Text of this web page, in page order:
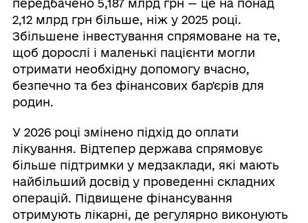
передбачено 5,187 млрд грн — це на понад
2,12 млрд грн більше, ніж у 2025 році.
Збільшене інвестування спрямоване на те,
щоб дорослі і маленькі пацієнти могли
отримати необхідну допомогу вчасно,
безпечно та без фінансових бар'єрів для
родин.
У 2026 році змінено підхід до оплати
лікування. Відтепер держава спрямовує
більше підтримки у медзаклади, які мають
найбільший досвід у проведенні складних
операцій. Підвищене фінансування
отримують лікарні, де регулярно виконують